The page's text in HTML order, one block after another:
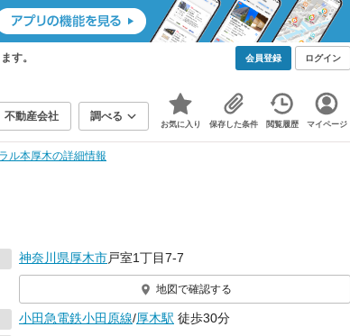
す。 会員登録 ログイン
不動産会社 調べる
お気に入り 保存した条件 閲覧履歴 マイページ
ル本厚木の詳細情報
神奈川県厚木市戸室1丁目7-7
地図で確認する
小田急電鉄小田原線/厚木駅 徒歩30分